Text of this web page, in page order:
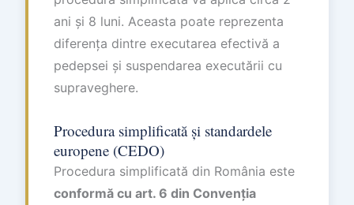
ani și 8 luni. Aceasta poate reprezenta
diferența dintre executarea efectivă a
pedepsei și suspendarea executării cu
supraveghere.
Procedura simplificată și standardele
europene (CEDO)
Procedura simplificată din România este
conformă cu art. 6 din Convenția